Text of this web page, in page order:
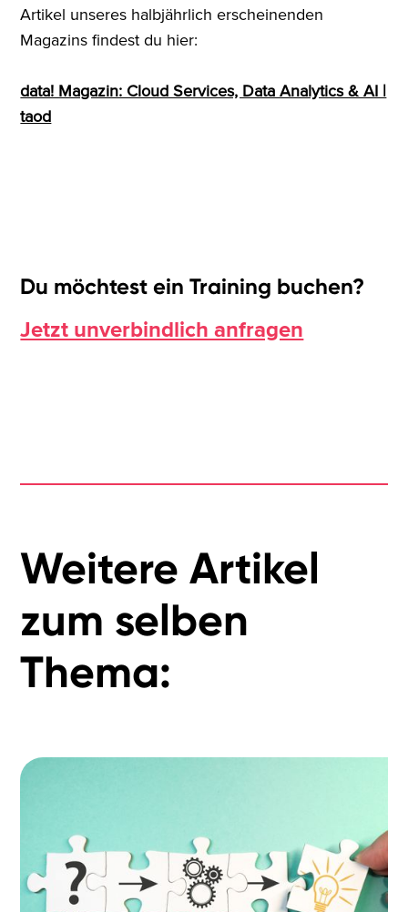
Artikel unseres halbjährlich erscheinenden
Magazins findest du hier:
data! Magazin: Cloud Services, Data Analytics & AI |
taod
Du möchtest ein Training buchen?
Jetzt unverbindlich anfragen
Weitere Artikel
zum selben
Thema: